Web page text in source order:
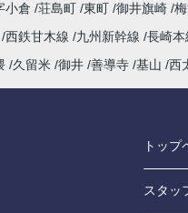
小倉 荘島町 東町 御井旗崎
西鉄甘木線 九州新幹線 長崎本
久留米 御井 善導寺 基山 西
トップ
スタッ